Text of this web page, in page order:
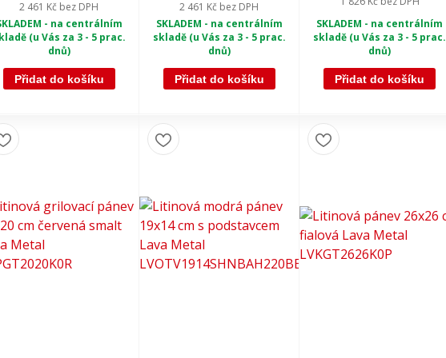
2 461 Kč bez DPH
- na centrálním
(u Vás za 3 - 5 prac.
dnů)
Přidat do košíku
2 461 Kč bez DPH
SKLADEM - na centrálním
skladě (u Vás za 3 - 5 prac.
dnů)
Přidat do košíku
SKLADEM - na centrálním
skladě (u Vás za 3 - 5 prac.
dnů)
Přidat do košíku